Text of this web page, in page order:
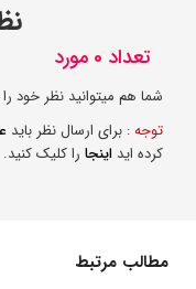
تعداد 0 مورد
شما هم میتوانید نظر خود
توجه : برای ارسال نظر باید
کرده اید اینجا را کلیک کنید.
مطالب مرتبط